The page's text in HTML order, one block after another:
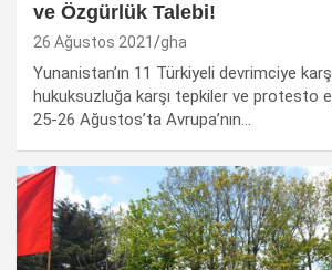
ve Özgürlük Talebi!
26 Ağustos 2021 gha
Yunanistan’ın 11 Türkiyeli devrimciye
hukuksuzluğa karşı tepkiler ve protesto
25-26 Ağustos’ta Avrupa’nın…